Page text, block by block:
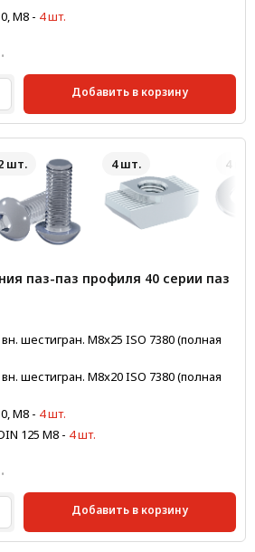
М8- 4 шт.
Добавить в корзину
шт. 4 шт. 4 шт.
паз-паз профиля 40 серии паз
шестигран. М8x25 ISO 7380 (полная
шестигран. М8x20 ISO 7380 (полная
М8- 4 шт.
125 М8- 4 шт.
Добавить в корзину